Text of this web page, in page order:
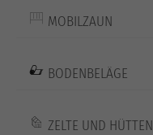
MOBILZAUN
BODENBELÄGE
ZELTE UND HÜTTEN